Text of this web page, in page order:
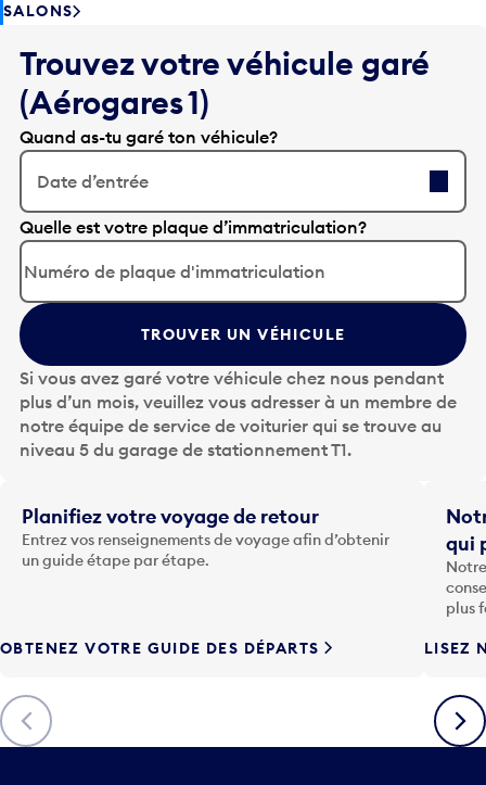
SALONS
Trouvez votre véhicule garé
(Aérogares 1)
Quand as-tu garé ton véhicule?
Date d’entrée
A
p
p
u
y
e
z
s
u
r
l
t
o
u
F
è
c
h
Quelle est votre plaque d’immatriculation?
TROUVER UN VÉHICULE
Si vous avez garé votre véhicule chez nous pendant
plus d’un mois, veuillez vous adresser à un membre de
notre équipe de service de voiturier qui se trouve au
niveau 5 du garage de stationnement T1.
Précédent
Planifiez votre voyage de retour
Entrez vos renseignements de voyage afin d’obtenir
un guide étape par étape.
OBTENEZ VOTRE GUIDE DES DÉPARTS
qui
plus
LISEZ